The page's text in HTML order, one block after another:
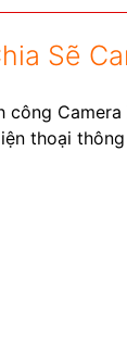
Sẽ
công
thoại